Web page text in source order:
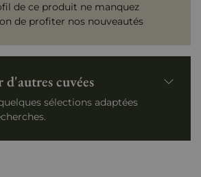
de ce produit ne manquez
de profiter nos nouveautés
cuvées
sélections adaptées